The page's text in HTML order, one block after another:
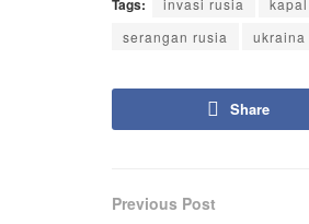
Tags: invasi rusia
serangan rusia
ukraina
Share
Previous Post